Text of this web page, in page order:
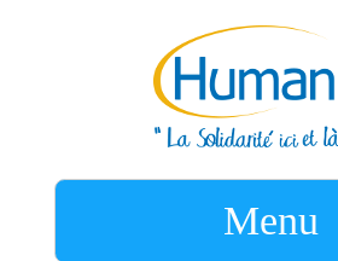
Menu